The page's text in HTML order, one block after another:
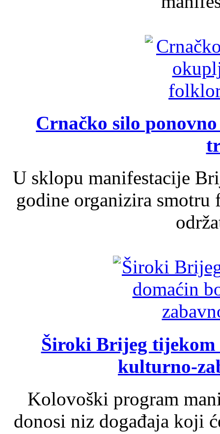
Crnačko silo
U sklopu manifestacije
godine organizira
Široki Brijeg tijekom
kulturno-
Kolovoški program
donosi niz događaja koji